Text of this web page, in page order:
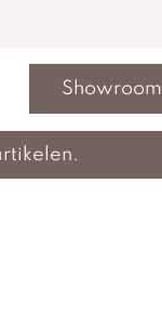
Showroom